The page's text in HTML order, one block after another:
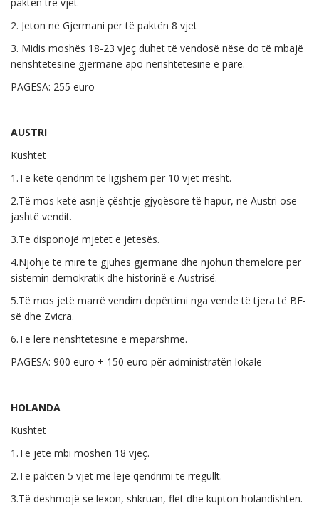
2. Jeton në Gjermani për të paktën 8 vjet
3. Midis moshës 18-23 vjeç duhet të vendosë nëse do të mbajë
nënshtetësinë gjermane apo nënshtetësinë e parë.
PAGESA: 255 euro
AUSTRI
Kushtet
1.Të ketë qëndrim të ligjshëm për 10 vjet rresht.
2.Të mos ketë asnjë çështje gjyqësore të hapur, në Austri ose
jashtë vendit.
3.Te disponojë mjetet e jetesës.
4.Njohje të mirë të gjuhës gjermane dhe njohuri themelore për
sistemin demokratik dhe historinë e Austrisë.
5.Të mos jetë marrë vendim depërtimi nga vende të tjera të BE-
së dhe Zvicra.
6.Të lerë nënshtetësinë e mëparshme.
PAGESA: 900 euro + 150 euro për administratën lokale
HOLANDA
Kushtet
1.Të jetë mbi moshën 18 vjeç.
2.Të paktën 5 vjet me leje qëndrimi të rregullt.
3.Të dëshmojë se lexon, shkruan, flet dhe kupton holandishten.